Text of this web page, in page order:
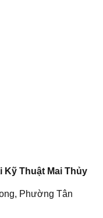
Kỹ Thuật Mai Thủy
Phường Tân